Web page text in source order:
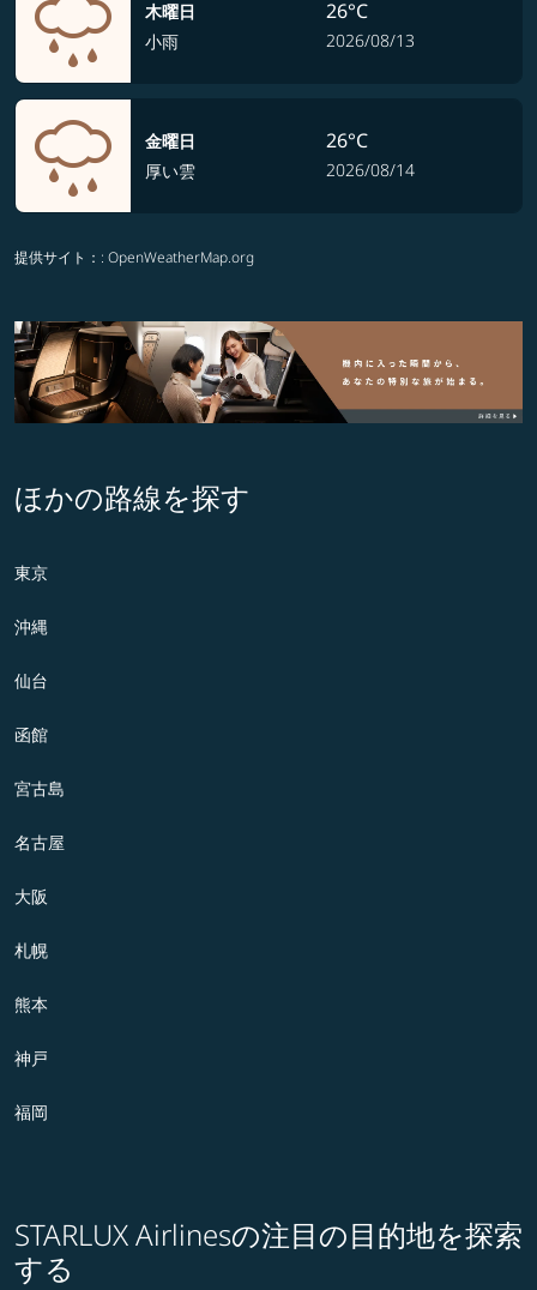
木曜日
小雨
26°C
2026/08/13
金曜日
厚い雲
26°C
2026/08/14
提供サイト： : OpenWeatherMap.org
ほかの路線を探す
東京
沖縄
仙台
函館
宮古島
名古屋
大阪
札幌
熊本
神戸
福岡
STARLUX Airlinesの注目の目的地を探索
する